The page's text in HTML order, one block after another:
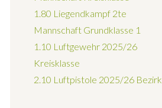
1.80 Liegendkampf 2te
Mannschaft Grundklasse 1
1.10 Luftgewehr 2025/26
Kreisklasse
2.10 Luftpistole 2025/26 Bezirk